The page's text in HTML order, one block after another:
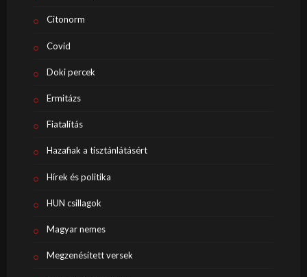
Citonorm
Covid
Doki percek
Ermitázs
Fiatalítás
Hazafiak a tisztánlátásért
Hírek és politika
HUN csillagok
Magyar nemes
Megzenésített versek